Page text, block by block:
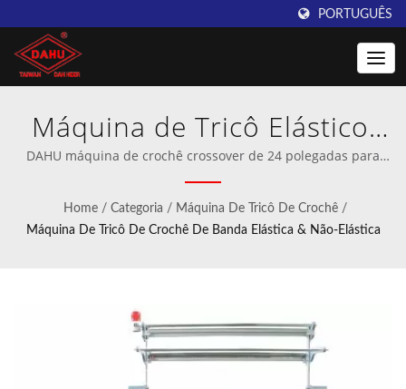
PORTUGUÊS
Máquina de Tricô Elástico,
Máquina de Bandagem
Médica, Máquina de Tricô
Não Elástico | Máquinas de
Taiwan DAHU
DAHU máquina de crochê crossover de 24 polegadas para
bandagem e faixa elástica | Fabricante profissional de
máquinas de crochê e malharia de trama.
Home / Categoria / Máquina De Tricô De Crochê /
Máquina De Tricô De Crochê De Banda Elástica & Não-Elástica